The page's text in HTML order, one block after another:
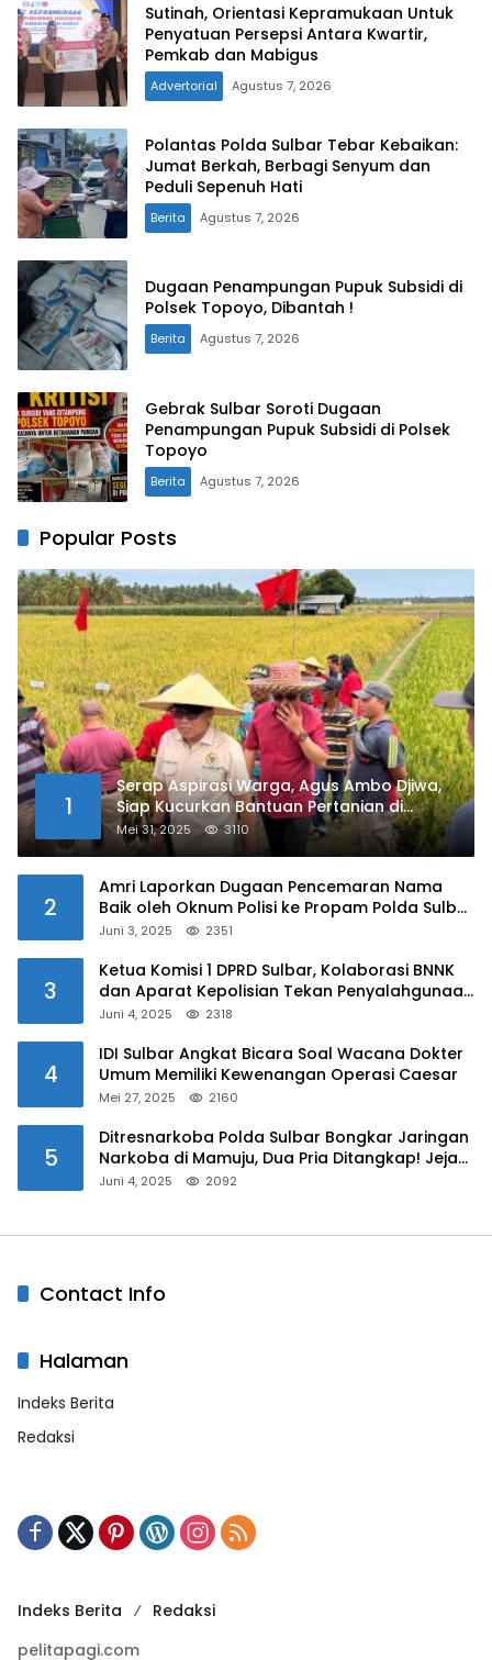
Sutinah, Orientasi Kepramukaan Untuk
Penyatuan Persepsi Antara Kwartir,
Pemkab dan Mabigus
Advertorial Agustus 7, 2026
Polantas Polda Sulbar Tebar Kebaikan:
Jumat Berkah, Berbagi Senyum dan
Peduli Sepenuh Hati
Berita Agustus 7, 2026
Dugaan Penampungan Pupuk Subsidi di
Polsek Topoyo, Dibantah !
Berita Agustus 7, 2026
Gebrak Sulbar Soroti Dugaan
Penampungan Pupuk Subsidi di Polsek
Topoyo
Berita Agustus 7, 2026
Popular Posts
1
Serap Aspirasi Warga, Agus Ambo Djiwa,
Siap Kucurkan Bantuan Pertanian di
Kalukku
Mei 31, 2025 3110
2
Amri Laporkan Dugaan Pencemaran Nama
Baik oleh Oknum Polisi ke Propam Polda Sulbar
Juni 3, 2025 2351
3
Ketua Komisi 1 DPRD Sulbar, Kolaborasi BNNK
dan Aparat Kepolisian Tekan Penyalahgunaan
Juni 4, 2025 2318
4
IDI Sulbar Angkat Bicara Soal Wacana Dokter
Umum Memiliki Kewenangan Operasi Caesar
Mei 27, 2025 2160
5
Ditresnarkoba Polda Sulbar Bongkar Jaringan
Narkoba di Mamuju, Dua Pria Ditangkap! Jejak
Juni 4, 2025 2092
Contact Info
Halaman
Indeks Berita
Redaksi
Indeks Berita
Redaksi
pelitapagi.com